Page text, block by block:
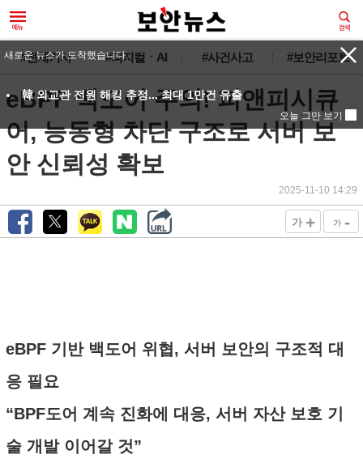
#전체기사 #피지컬ㆍAI #사건사고 #보안리포트
eBPF 백도어 주의! 피앤피시큐
어, 능동형 차단 구조로 서버 보
안 신뢰성 확보
2025-11-10 14:29
가 + 가 -
eBPF 기반 백도어 위협, 서버 보안의 구조적 대
응 필요
“BPF도어 계속 진화에 대응, 서버 자산 보호 기
술 개발 이어갈 것”
새로운 뉴스가 도착했습니다.
韓 외교관 전원 해킹 추정... 최대 1만건 유출
오늘 그만 보기